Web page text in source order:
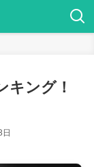
キング！